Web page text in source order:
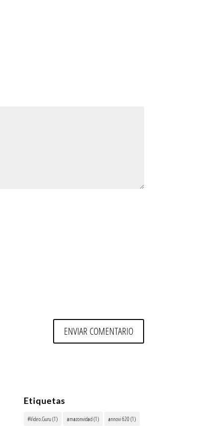
ENVIAR COMENTARIO
Etiquetas
#Video.Guru(1) amazonvidad(1) annovi 620(1)